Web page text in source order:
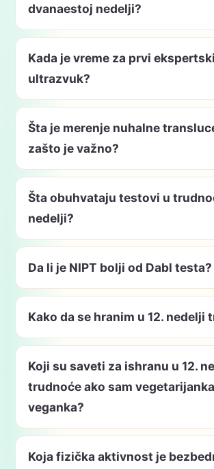
dvanaestoj nedelji?
Kada je vreme za prvi ekspertski
ultrazvuk?
Šta je merenje nuhalne
zašto je važno?
Šta obuhvataju testovi u
nedelji?
Da li je NIPT bolji od Dabl testa?
Kako da se hranim u 12. nedelji
Koji su saveti za ishranu u 12.
trudnoće ako sam
veganka?
Koja fizička aktivnost je